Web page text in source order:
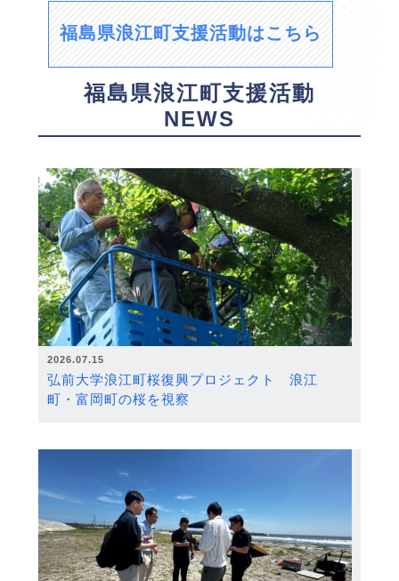
福島県浪江町支援活動はこちら
福島県浪江町支援活動
NEWS
2026.07.15
弘前大学浪江町桜復興プロジェクト 浪江
町・富岡町の桜を視察